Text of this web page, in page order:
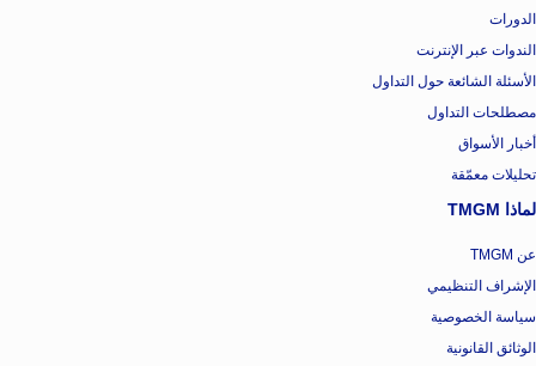
الدورات
الندوات عبر الإنترنت
الأسئلة الشائعة حول التداول
مصطلحات التداول
أخبار الأسواق
تحليلات معمّقة
لماذا TMGM
عن TMGM
الإشراف التنظيمي
سياسة الخصوصية
الوثائق القانونية